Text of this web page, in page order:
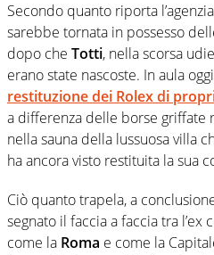
Secondo quanto riporta l’agenzia
sarebbe tornata in possesso
dopo che Totti, nella scorsa
erano state nascoste. In aula
restituzione dei Rolex di
a differenza delle borse griffate
nella sauna della lussuosa villa
ha ancora visto restituita la sua
Ciò quanto trapela, a
segnato il faccia a faccia tra
come la Roma e come la